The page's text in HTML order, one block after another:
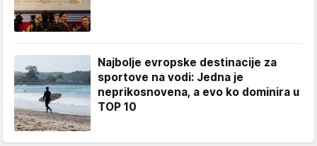
Najbolje evropske destinacije za
sportove na vodi: Jedna je
neprikosnovena, a evo ko dominira u
TOP 10